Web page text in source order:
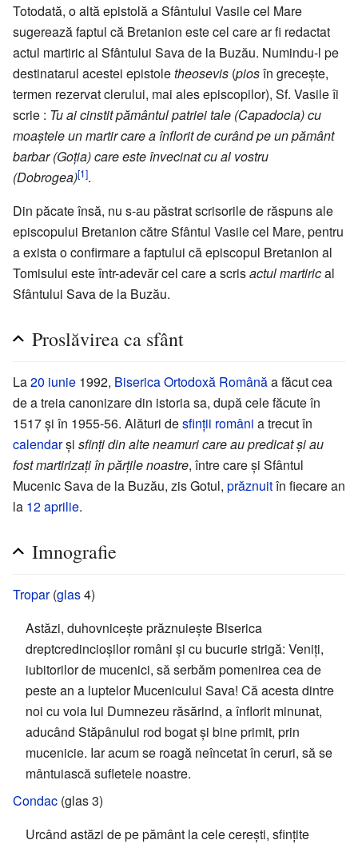
Totodată, o altă epistolă a Sfântului Vasile cel Mare
sugerează faptul că Bretanion este cel care ar fi redactat
actul martiric al Sfântului Sava de la Buzău. Numindu-l pe
destinatarul acestei epistoletheosevis (piosîn grecește,
termen rezervat clerului, mai ales episcopilor), Sf. Vasile îi
scrie : Tu ai cinstit pământul patriei tale (Capadocia) cu
moaștele un martir care a înflorit de curând pe un pământ
barbar (Goția) care este învecinat cu al vostru
(Dobrogea)[1].
Din păcate însă, nu s-au păstrat scrisorile de răspuns ale
episcopului Bretanion către Sfântul Vasile cel Mare, pentru
a exista o confirmare a faptului că episcopul Bretanion al
Tomisului este într-adevăr cel care a scrisactul martirical
Sfântului Sava de la Buzău.
Proslăvirea ca sfânt
La20 iunie 1992, Biserica Ortodoxă Românăa făcut cea
de a treia canonizare din istoria sa, după cele făcute în
1517 și în 1955-56. Alături desfinții români a trecut în
calendarși sfinți din alte neamuri care au predicat și au
fost martirizați în părțile noastre, între care și Sfântul
Mucenic Sava de la Buzău, zis Gotul, prăznuitîn fiecare an
la 12 aprilie.
Imnografie
Tropar(glas4)
Astăzi, duhovnicește prăznuiește Biserica
dreptcredincioșilor români și cu bucurie strigă: Veniți,
iubitorilor de mucenici, să serbăm pomenirea cea de
peste an a luptelor Mucenicului Sava! Că acesta dintre
noi cu voia lui Dumnezeu răsărind, a înflorit minunat,
aducând Stăpânului rod bogat și bine primit, prin
mucenicie. Iar acum se roagă neîncetat în ceruri, să se
mântuiască sufletele noastre.
Condac (glas 3)
Urcând astăzi de pe pământ la cele cerești, sfințite